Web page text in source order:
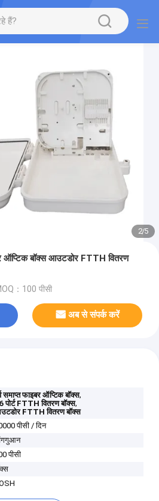
2/5
ऑप्टिक बॉक्स आउटडोर FTTH वितरण
：100 पीसी
अब से संपर्क करें
समाप्त फाइबर ऑप्टिक बॉक्स,
पोर्ट FTTH वितरण बॉक्स,
FTTH वितरण बॉक्स
पीसी / दिन
पीसी